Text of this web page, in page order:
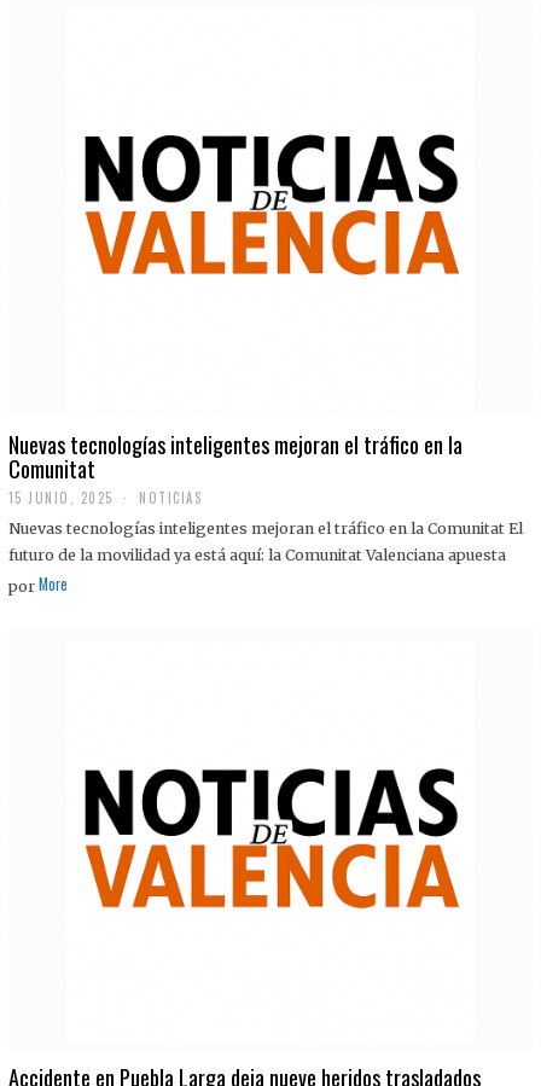
Nuevas tecnologías inteligentes mejoran el tráfico en la
Comunitat
15 JUNIO, 2025 NOTICIAS
Nuevas tecnologías inteligentes mejoran el tráfico en la Comunitat El
futuro de la movilidad ya está aquí: la Comunitat Valenciana apuesta
por More
Accidente en Puebla Larga deja nueve heridos trasladados